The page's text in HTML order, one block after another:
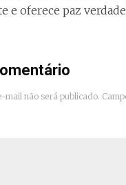
e oferece paz
mail não será publicado.